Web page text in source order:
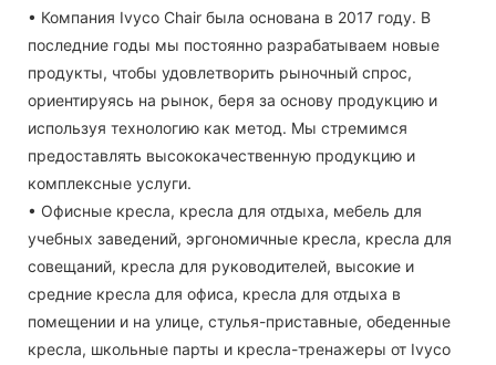
• Компания Ivyco Chair была основана в 2017 году. В
последние годы мы постоянно разрабатываем новые
продукты, чтобы удовлетворить рыночный спрос,
ориентируясь на рынок, беря за основу продукцию и
используя технологию как метод. Мы стремимся
предоставлять высококачественную продукцию и
комплексные услуги.
• Офисные кресла, кресла для отдыха, мебель для
учебных заведений, эргономичные кресла, кресла для
совещаний, кресла для руководителей, высокие и
средние кресла для офиса, кресла для отдыха в
помещении и на улице, стулья-приставные, обеденные
кресла, школьные парты и кресла-тренажеры от Ivyco